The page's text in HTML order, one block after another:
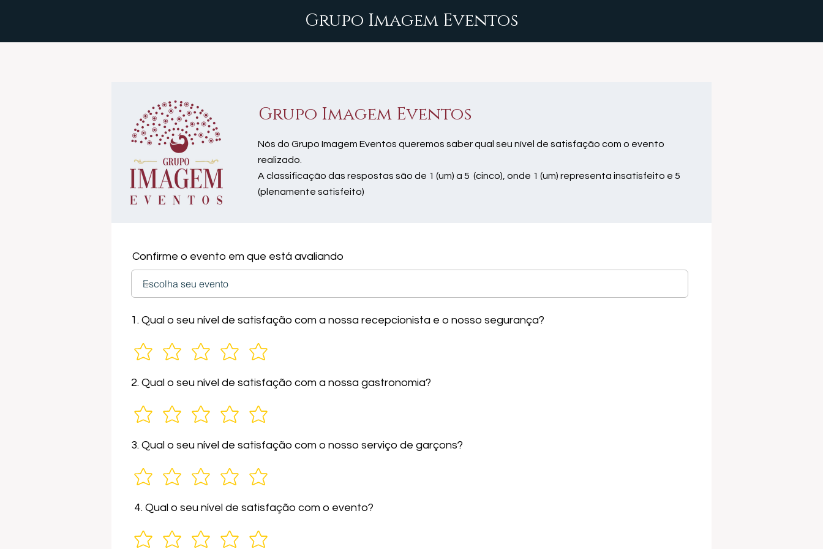
Grupo Imagem Eventos
Grupo Imagem Eventos
Nós do Grupo Imagem Eventos queremos saber qual seu nível de satisfação com o evento
realizado.
A classificação das respostas são de 1 (um) a 5 (cinco), onde 1 (um) representa insatisfeito e 5
(plenamente satisfeito)
Confirme o evento em que está avaliando
1. Qual o seu nível de satisfação com a nossa recepcionista e o nosso segurança?
2. Qual o seu nível de satisfação com a nossa gastronomia?
3. Qual o seu nível de satisfação com o nosso serviço de garçons?
4. Qual o seu nível de satisfação com o evento?